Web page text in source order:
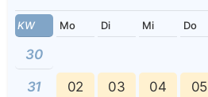
KW Mo Di Mi Do
30
31 02 03 04 05